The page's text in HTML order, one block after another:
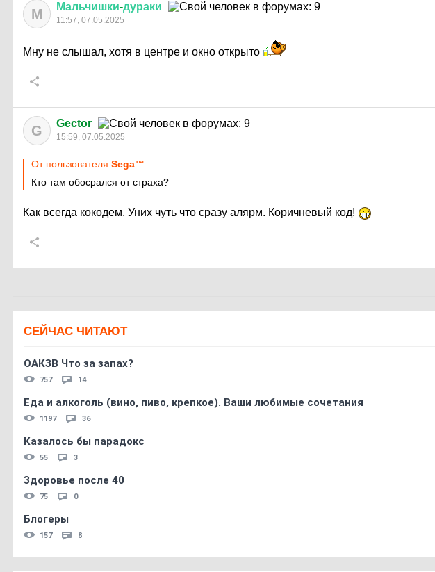
М Мальчишки-дураки
11:57, 07.05.2025
Мну не слышал, хотя в центре и окно открыто
G Gector
15:59, 07.05.2025
От пользователя Sega™
Кто там обосрался от страха?
Как всегда кокодем. Уних чуть что сразу алярм. Коричневый код!
СЕЙЧАС ЧИТАЮТ
ОАКЗВ Что за запах?
757 14
Еда и алкоголь (вино, пиво, крепкое). Ваши любимые сочетания
1197 36
Казалось бы парадокс
55 3
Здоровье после 40
75 0
Блогеры
157 8